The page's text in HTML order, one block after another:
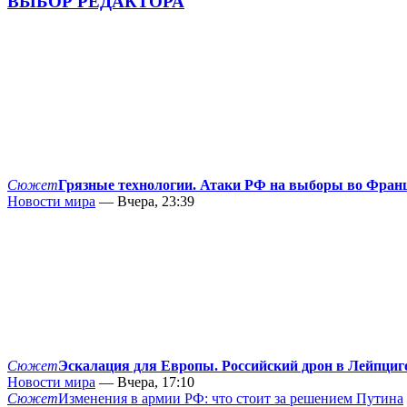
СюжетГрязные технологии. Атаки РФ на выборы во
Новости мира — Вчера, 23:39
СюжетЭскалация для Европы. Российский дрон в
Новости мира — Вчера, 17:10
СюжетИзменения в армии РФ: что стоит за решением Путина